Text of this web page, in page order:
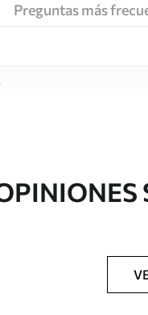
Preguntas más
en rollos de